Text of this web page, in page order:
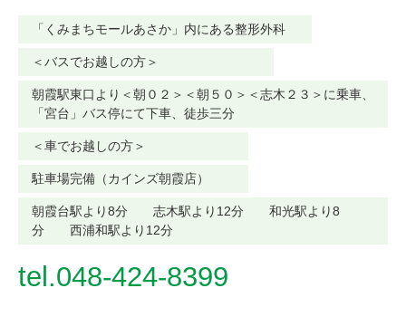
「くみまちモールあさか」内にある整形外科
＜バスでお越しの方＞
朝霞駅東口より＜朝０２＞＜朝５０＞＜志木２３＞に乗車、
「宮台」バス停にて下車、徒歩三分
＜車でお越しの方＞
駐車場完備（カインズ朝霞店）
朝霞台駅より8分 志木駅より12分 和光駅より8
分 西浦和駅より12分
tel.048-424-8399